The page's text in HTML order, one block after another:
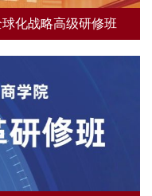
化战略高级研修班​